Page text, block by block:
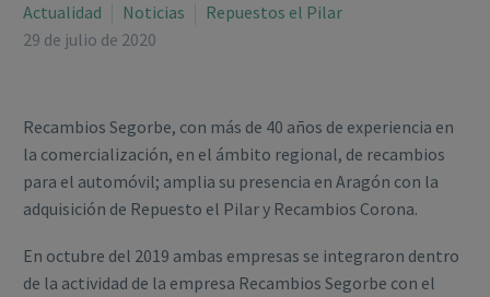
Actualidad Noticias
Repuestos el Pilar
29 de julio de 2020
Recambios Segorbe, con más de 40 años de experiencia en
la comercialización, en el ámbito regional, de recambios
para el automóvil; amplia su presencia en Aragón con la
adquisición de Repuesto el Pilar y Recambios Corona.
En octubre del 2019 ambas empresas se integraron dentro
de la actividad de la empresa Recambios Segorbe con el